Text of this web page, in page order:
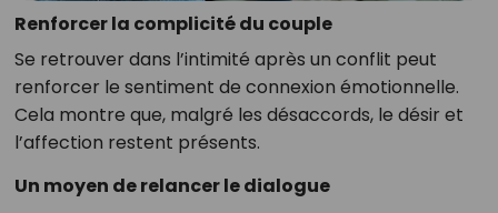
Renforcer la complicité du couple
Se retrouver dans l’intimité après un conflit peut
renforcer le sentiment de connexion émotionnelle.
Cela montre que, malgré les désaccords, le désir et
l’affection restent présents.
Un moyen de relancer le dialogue